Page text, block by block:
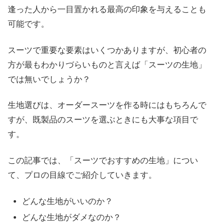
逢った人から一目置かれる最高の印象を与えることも
可能です。
スーツで重要な要素はいくつかありますが、初心者の
方が最もわかりづらいものと言えば「スーツの生地」
では無いでしょうか？
生地選びは、オーダースーツを作る時にはもちろんで
すが、既製品のスーツを選ぶときにも大事な項目で
す。
この記事では、「スーツでおすすめの生地」につい
て、プロの目線でご紹介していきます。
どんな生地がいいのか？
どんな生地がダメなのか？